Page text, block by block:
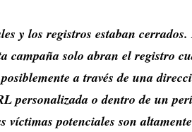
y los registros estaban
campaña solo abran el registro
a través de una
personalizada o dentro de un
víctimas potenciales son